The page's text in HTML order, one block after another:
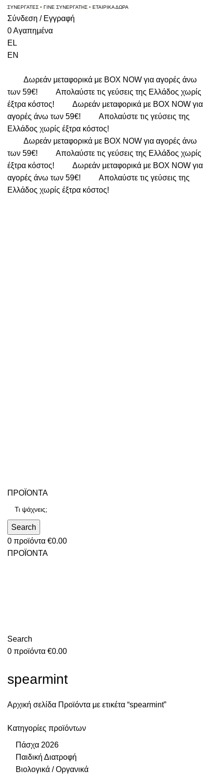
ΣΥΝΕΡΓΑΤΕΣ • ΓΙΝΕ ΣΥΝΕΡΓΑΤΗΣ • ΕΤΑΙΡΙΚΑ ΔΩΡΑ
Σύνδεση / Εγγραφή
0Αγαπημένα
EL
EN
Δωρεάν μεταφορικά με BOX NOW για αγορές άνω
των 59€!
Απολαύστε τις γεύσεις της Ελλάδος χωρίς
έξτρα κόστος!
Δωρεάν μεταφορικά με BOX NOW για
αγορές άνω των 59€!
Απολαύστε τις γεύσεις της
Ελλάδος χωρίς έξτρα κόστος!
Δωρεάν μεταφορικά με BOX NOW για αγορές άνω
των 59€!
Απολαύστε τις γεύσεις της Ελλάδος χωρίς
έξτρα κόστος!
Δωρεάν μεταφορικά με BOX NOW για
αγορές άνω των 59€!
Απολαύστε τις γεύσεις της
Ελλάδος χωρίς έξτρα κόστος!
ΠΡΟΪΟΝΤΑ
Search
0 προϊόντα €0.00
ΠΡΟΪΟΝΤΑ
Search
0 προϊόντα €0.00
spearmint
Αρχική σελίδα Προϊόντα με ετικέτα “spearmint”
Κατηγορίες προϊόντων
Πάσχα 2026
Παιδική Διατροφή
Βιολογικά / Οργανικά